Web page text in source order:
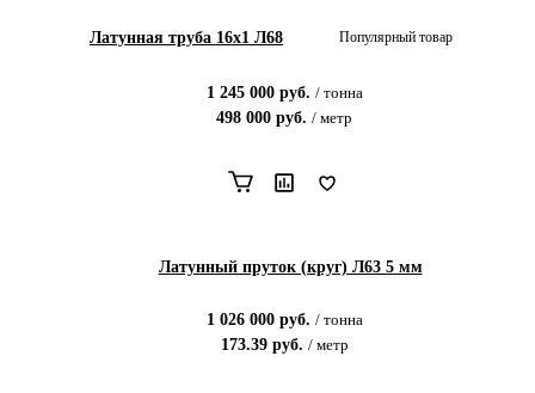
Латунная труба 16х1 Л68 Популярный товар
1 245 000руб. / тонна
498 000 руб. / метр
Латунный пруток (круг) Л63 5 мм
1 026 000руб. / тонна
173.39руб. / метр